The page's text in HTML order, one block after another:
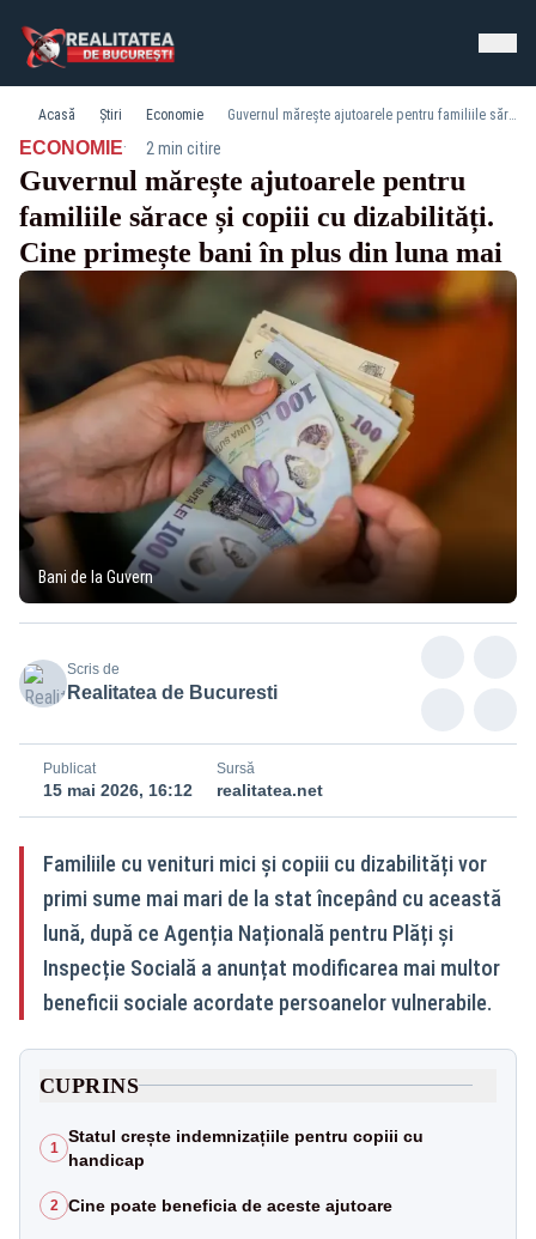
Acasă Știri Economie Guvernul mărește ajutoarele pentru familiile sărace și copiii cu dizabilități. Cine primește bani în plus din luna mai
ECONOMIE· 2 min citire
Guvernul mărește ajutoarele pentru
familiile sărace și copiii cu dizabilități.
Cine primește bani în plus din luna mai
Bani de la Guvern
Scris de
Realitatea de Bucuresti
Publicat
15 mai 2026, 16:12
Sursă
realitatea.net
Familiile cu venituri mici și copiii cu dizabilități vor
primi sume mai mari de la stat începând cu această
lună, după ce Agenția Națională pentru Plăți și
Inspecție Socială a anunțat modificarea mai multor
beneficii sociale acordate persoanelor vulnerabile.
CUPRINS
1
Statul crește indemnizațiile pentru copiii cu
handicap
2 Cine poate beneficia de aceste ajutoare